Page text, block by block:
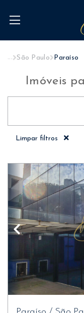
... São Paulo Paraíso
Imóveis
Limpar filtros